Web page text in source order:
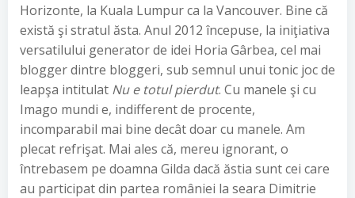
Horizonte, la Kuala Lumpur ca la Vancouver. Bine că
există şi stratul ăsta. Anul 2012 începuse, la iniţiativa
versatilului generator de idei Horia Gârbea, cel mai
blogger dintre bloggeri, sub semnul unui tonic joc de
leapşa intitulat Nu e totul pierdut. Cu manele şi cu
Imago mundi e, indifferent de procente,
incomparabil mai bine decât doar cu manele. Am
plecat refrişat. Mai ales că, mereu ignorant, o
întrebasem pe doamna Gilda dacă ăstia sunt cei care
au participat din partea româniei la seara Dimitrie